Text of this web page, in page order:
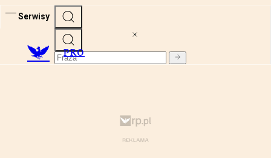
Serwisy
PRO